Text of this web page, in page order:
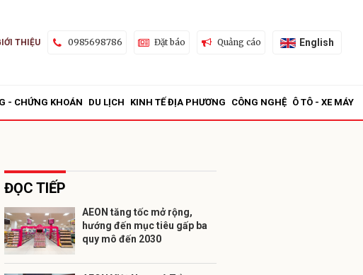
THIỆU 0985698786 Đặt báo Quảng cáo English
- CHỨNG KHOÁN DU LỊCH KINH TẾ ĐỊA PHƯƠNG CÔNG NGHỆ Ô TÔ - XE MÁY
ĐỌC TIẾP
AEON tăng tốc mở rộng,
hướng đến mục tiêu gấp ba
quy mô đến 2030
Gửi